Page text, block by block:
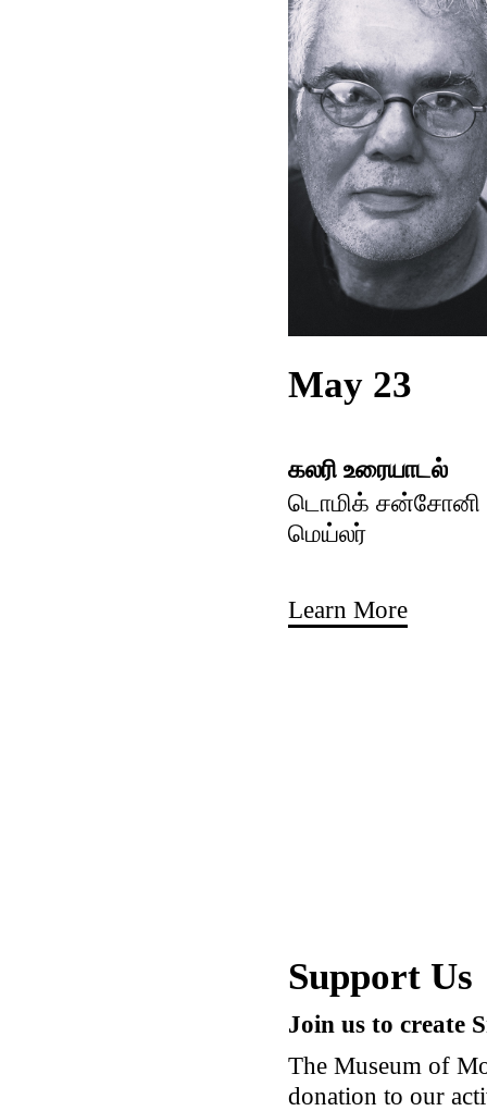
May 23
கலரி உரையாடல்
டொமிக் சன்சோனி
மெய்லர்
Learn More
Support Us
Join us to create
The Museum of
donation to our